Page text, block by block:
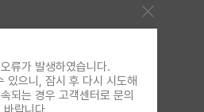
류가 발생하였습니다.
있으니, 잠시 후 다시 시도해
되는 경우 고객센터로 문의